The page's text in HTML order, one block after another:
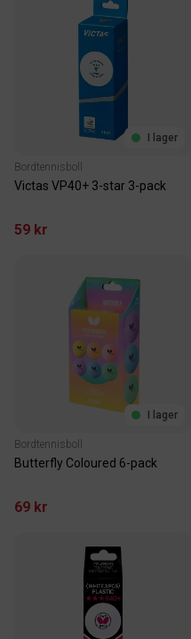
I lager
Bordtennisboll
Victas VP40+ 3-star 3-pack
59 kr
I lager
Bordtennisboll
Butterfly Coloured 6-pack
69 kr